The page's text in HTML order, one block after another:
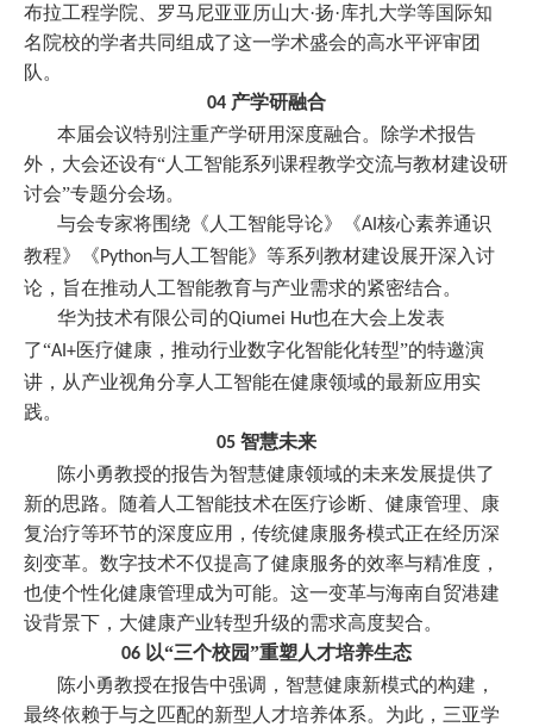
布拉工程学院、罗马尼亚亚历山大·扬·库扎大学等国际知
名院校的学者共同组成了这一学术盛会的高水平评审团
队。
04 产学研融合
本届会议特别注重产学研用深度融合。除学术报告
外，大会还设有“人工智能系列课程教学交流与教材建设研
讨会”专题分会场。
与会专家将围绕 《人工智能导论》 《AI 核心素养通识
教程》《Python与人工智能》等系列教材建设展开深入讨
论，旨在推动人工智能教育与产业需求的紧密结合。
华为技术有限公司的Qiumei Hu也在大会上发表
了“AI+医疗健康，推动行业数字化智能化转型”的特邀演
讲，从产业视角分享人工智能在健康领域的最新应用实
践。
05 智慧未来
陈小勇教授的报告为智慧健康领域的未来发展提供了
新的思路。随着人工智能技术在医疗诊断、健康管理、康
复治疗等环节的深度应用，传统健康服务模式正在经历深
刻变革。数字技术不仅提高了健康服务的效率与精准度，
也使个性化健康管理成为可能。这一变革与海南自贸港建
设背景下，大健康产业转型升级的需求高度契合。
06 以“三个校园”重塑人才培养生态
陈小勇教授在报告中强调，智慧健康新模式的构建，
最终依赖于与之匹配的新型人才培养体系。为此，三亚学